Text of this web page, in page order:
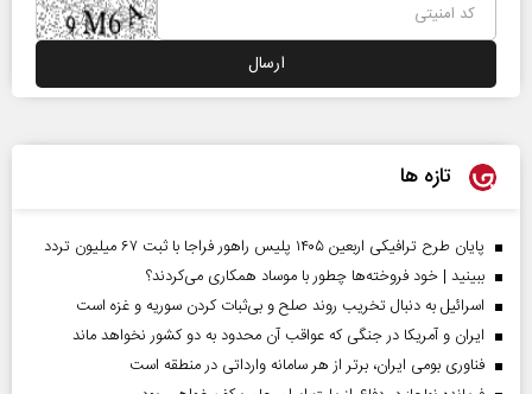
تازه ها
پایان طرح ترافیکی اربعین ۱۴۰۵ پلیس راهور فراجا با ثبت ۶۷ میلیون تردد
ببینید | خود فروخته‌ها چطور با موساد همکاری می‌کردند؟
اسرائیل به دنبال تخریب روند صلح و بی‌ثبات کردن سوریه و غزه است
ایران و آمریکا در جنگی که عواقب آن محدود به دو کشور نخواهد ماند
فناوری بومی ایران، برتر از هر سامانه وارداتی در منطقه است